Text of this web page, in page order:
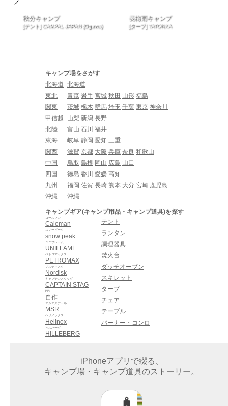
秋分キャンプ
[テント] CAMPAL JAPAN (Ogawa)
長梅雨キャンプ
[タープ] TATONKA
キャンプ場をさがす
北海道 北海道
東北
青森 岩手 宮城 秋田 山形 福島
関東
茨城 栃木 群馬 埼玉 千葉 東京 神奈川
甲信越
山梨 新潟 長野
北陸
富山 石川 福井
東海
岐阜 静岡 愛知 三重
関西
滋賀 京都 大阪 兵庫 奈良 和歌山
中国
鳥取 島根 岡山 広島 山口
四国
徳島 香川 愛媛 高知
九州
福岡 佐賀 長崎 熊本 大分 宮崎 鹿児島
沖縄
沖縄
キャンプギア(キャンプ用品・キャンプ道具)を探す
Caleman
コールマン
snow peak
スノーピーク
UNIFLAME
ユニフレーム
PETROMAX
ペトロマックス
Nordisk
ノルディスク
CAPTAIN STAG
キャプテンスタッグ
自作
DIY
MSR
エムエスアール
Helinox
ヘリノックス
HILLEBERG
ヒルバーグ
テント
ランタン
調理器具
焚火台
ダッチオーブン
スキレット
タープ
チェア
テーブル
バーナー・コンロ
iPhoneアプリで綴る、
キャンプ場・キャンプ道具のストーリー。